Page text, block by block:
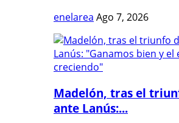
enelarea Ago 7, 2026
Madelón, tras el
ante Lanús:...